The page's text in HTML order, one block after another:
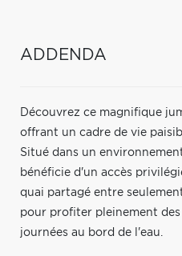
ADDENDA
Découvrez ce magnifique
offrant un cadre de vie
Situé dans un
bénéficie d'un accès
quai partagé entre
pour profiter pleinement
journées au bord de l'eau.